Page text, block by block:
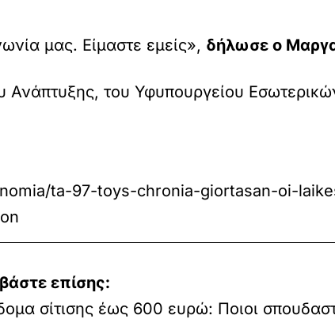
μας. Είμαστε εμείς», δήλωσε ο
Ανάπτυξης, του Υφυπουργείου
ta-97-toys-chronia-giortasan-oi-
επίσης:
σίτισης έως 600 ευρώ: Ποιοι